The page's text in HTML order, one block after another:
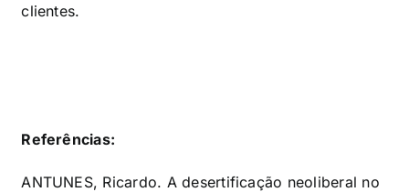
clientes.
Referências:
ANTUNES, Ricardo. A desertificação neoliberal no